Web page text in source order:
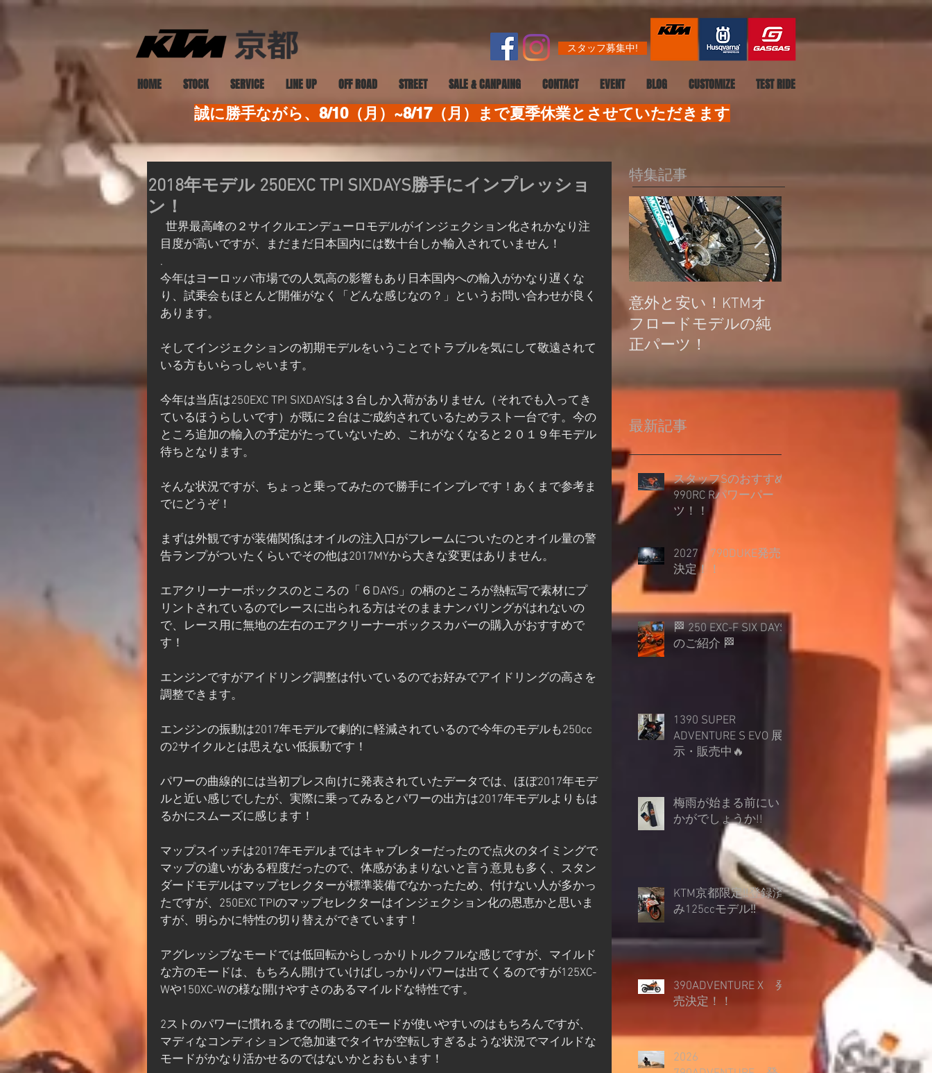
スタッフ募集中!
HOME STOCK SERVICE LINE UP OFF ROAD STREET SALE & CANPAING CONTACT EVENT BLOG CUSTOMIZE TEST RIDE
誠に勝手ながら、8/10（月）~8/17（月）まで夏季休業とさせていただきます
2018年モデル 250EXC TPI SIXDAYS勝手にインプレッショ
ン！
目度が高いですが、まだまだ日本国内には数十台しか輸入されていません！
.
今年はヨーロッパ市場での人気高の影響もあり日本国内への輸入がかなり遅くな
り、試乗会もほとんど開催がなく「どんな感じなの？」というお問い合わせが良く
あります。
そしてインジェクションの初期モデルをいうことでトラブルを気にして敬遠されて
いる方もいらっしゃいます。
今年は当店は250EXC TPI SIXDAYSは３台しか入荷がありません（それでも入ってき
ているほうらしいです）が既に２台はご成約されているためラスト一台です。今の
ところ追加の輸入の予定がたっていないため、これがなくなると２０１９年モデル
待ちとなります。
そんな状況ですが、ちょっと乗ってみたので勝手にインプレです！あくまで参考ま
でにどうぞ！
まずは外観ですが装備関係はオイルの注入口がフレームについたのとオイル量の警
告ランプがついたくらいでその他は2017MYから大きな変更はありません。
エアクリーナーボックスのところの「６DAYS」の柄のところが熱転写で素材にプ
リントされているのでレースに出られる方はそのままナンバリングがはれないの
で、レース用に無地の左右のエアクリーナーボックスカバーの購入がおすすめで
す！
エンジンですがアイドリング調整は付いているのでお好みでアイドリングの高さを
調整できます。
エンジンの振動は2017年モデルで劇的に軽減されているので今年のモデルも250cc
の2サイクルとは思えない低振動です！
パワーの曲線的には当初プレス向けに発表されていたデータでは、ほぼ2017年モデ
ルと近い感じでしたが、実際に乗ってみるとパワーの出方は2017年モデルよりもは
るかにスムーズに感じます！
マップスイッチは2017年モデルまではキャブレターだったので点火のタイミングで
マップの違いがある程度だったので、体感があまりないと言う意見も多く、スタン
ダードモデルはマップセレクターが標準装備でなかったため、付けない人が多かっ
たですが、250EXC TPIのマップセレクターはインジェクション化の恩恵かと思いま
すが、明らかに特性の切り替えができています！
アグレッシブなモードでは低回転からしっかりトルクフルな感じですが、マイルド
な方のモードは、もちろん開けていけばしっかりパワーは出てくるのですが125XC-
Wや150XC-Wの様な開けやすさのあるマイルドな特性です。
2ストのパワーに慣れるまでの間にこのモードが使いやすいのはもちろんですが、
マディなコンディションで急加速でタイヤが空転しすぎるような状況でマイルドな
モードがかなり活かせるのではないかとおもいます！
特集記事
意外と安い！KTMオ
フロードモデルの純
正パーツ！
最新記事
スタッフSのおすすめ
990RC Rパワーパー
ツ！！
2027 790DUKE発売
決定！！
🏁 250 EXC-F SIX DAYS
のご紹介 🏁
1390 SUPER
ADVENTURE S EVO 展
示・販売中🔥
梅雨が始まる前にい
かがでしょうか︎!!
KTM京都限定‼登録済
み125ccモデル‼
390ADVENTURE X 発
売決定！！
2026